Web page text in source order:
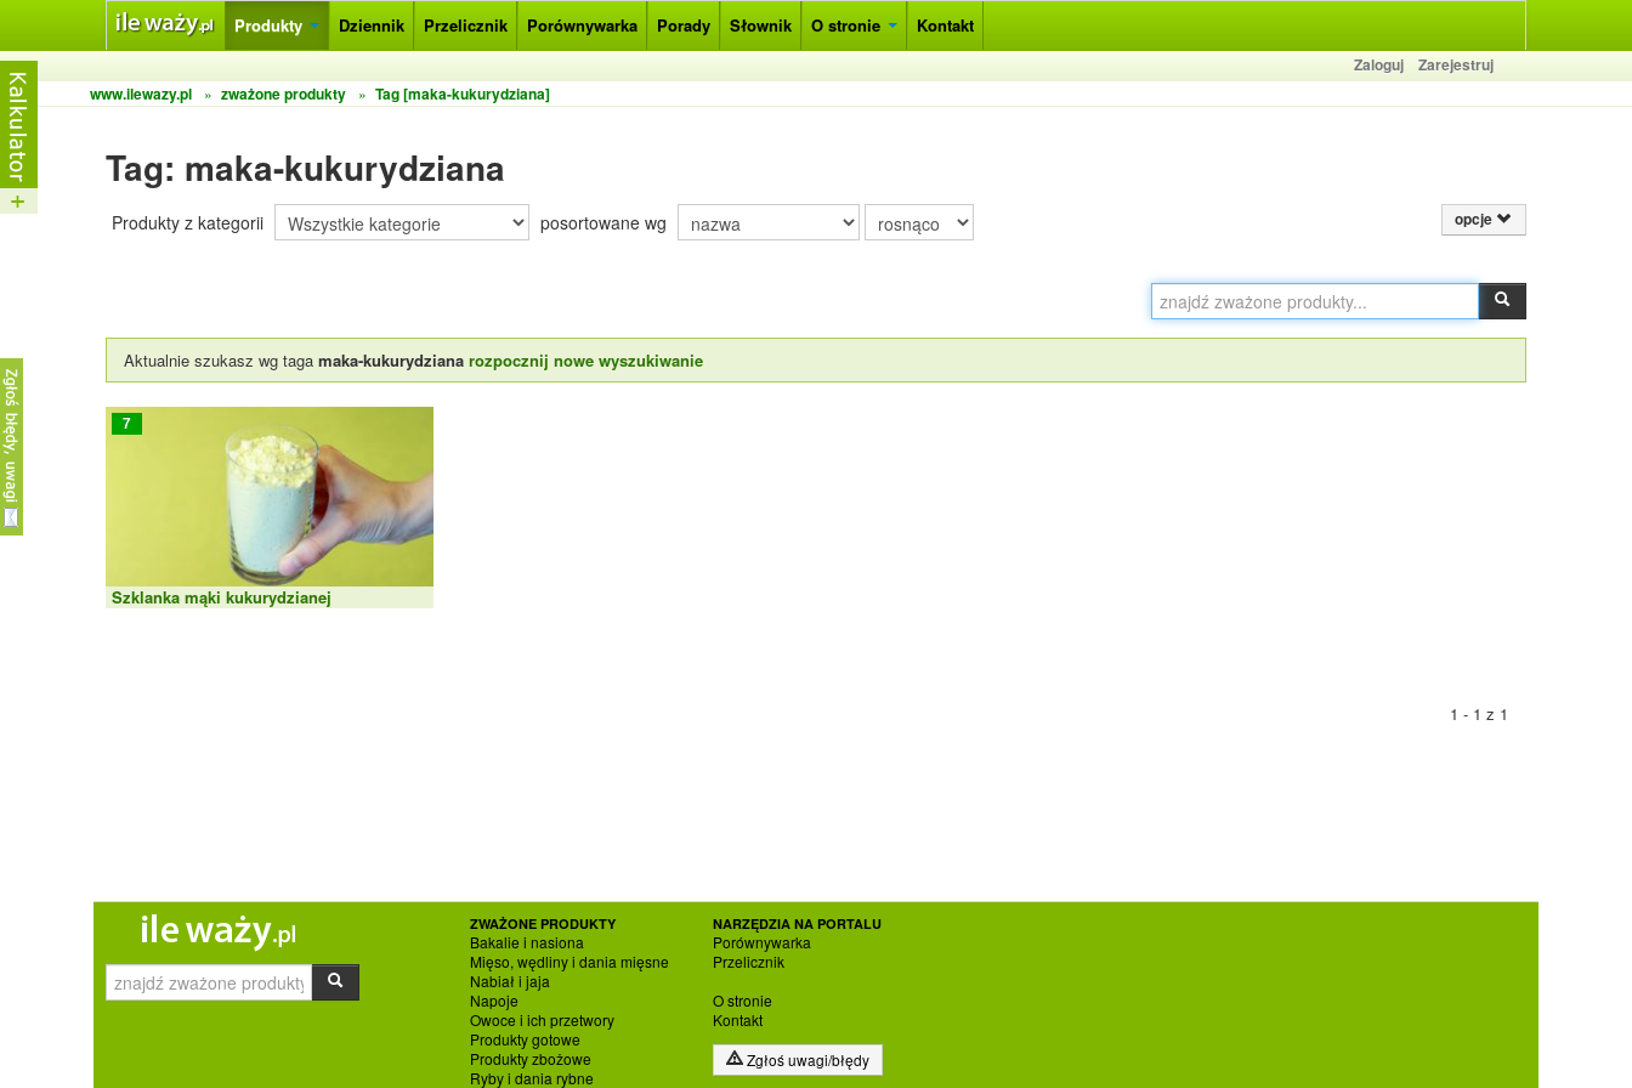
Produkty Dziennik Przelicznik Porównywarka Porady Słownik O stronie Kontakt
Zaloguj
Zarejestruj
www.ilewazy.pl
» zważone produkty » Tag [maka-kukurydziana]
Tag: maka-kukurydziana
Produkty z kategorii posortowane wg opcje
Aktualnie szukasz wg taga maka-kukurydziana rozpocznij nowe wyszukiwanie
7
Szklanka mąki kukurydzianej
1 - 1 z 1
ZWAŻONE PRODUKTY
Bakalie i nasiona
Mięso, wędliny i dania mięsne
Nabiał i jaja
Napoje
Owoce i ich przetwory
Produkty gotowe
Produkty zbożowe
Ryby i dania rybne
NARZĘDZIA NA PORTALU
Porównywarka
Przelicznik
O stronie
Kontakt
Zgłoś uwagi/błędy